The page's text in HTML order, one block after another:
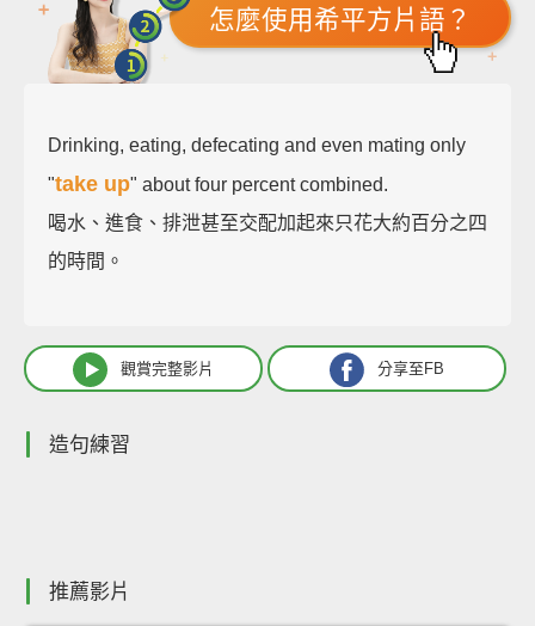
怎麼使用希平方片語？
Drinking, eating, defecating and even mating only
"take up" about four percent combined.
喝水、進食、排泄甚至交配加起來只花大約百分之四
的時間。
觀賞完整影片 分享至FB
造句練習
推薦影片